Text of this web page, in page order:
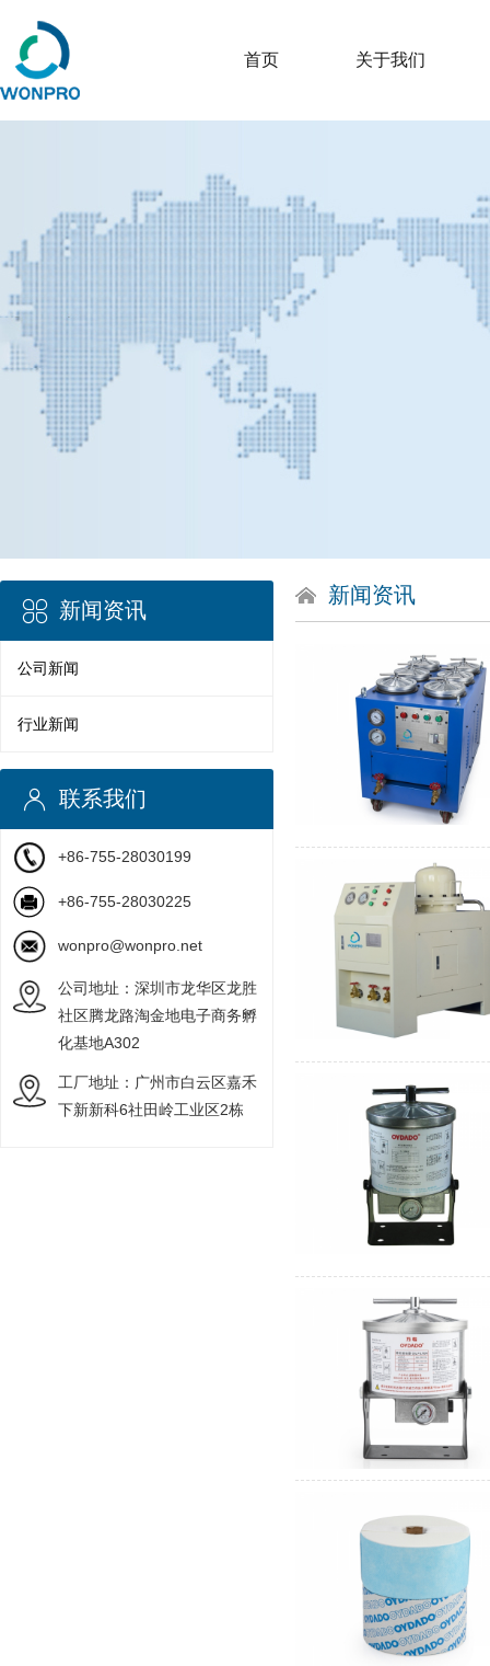
首页 关于我们
新闻资讯
公司新闻
行业新闻
联系我们
+86-755-28030199
+86-755-28030225
wonpro@wonpro.net
公司地址：深圳市龙华区龙胜
社区腾龙路淘金地电子商务孵
化基地A302
工厂地址：广州市白云区嘉禾
下新新科6社田岭工业区2栋
新闻资讯